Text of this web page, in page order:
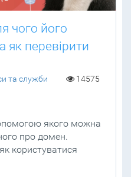
чого його
як перевірити
та служби
14575
якого можна
про домен.
користуватися